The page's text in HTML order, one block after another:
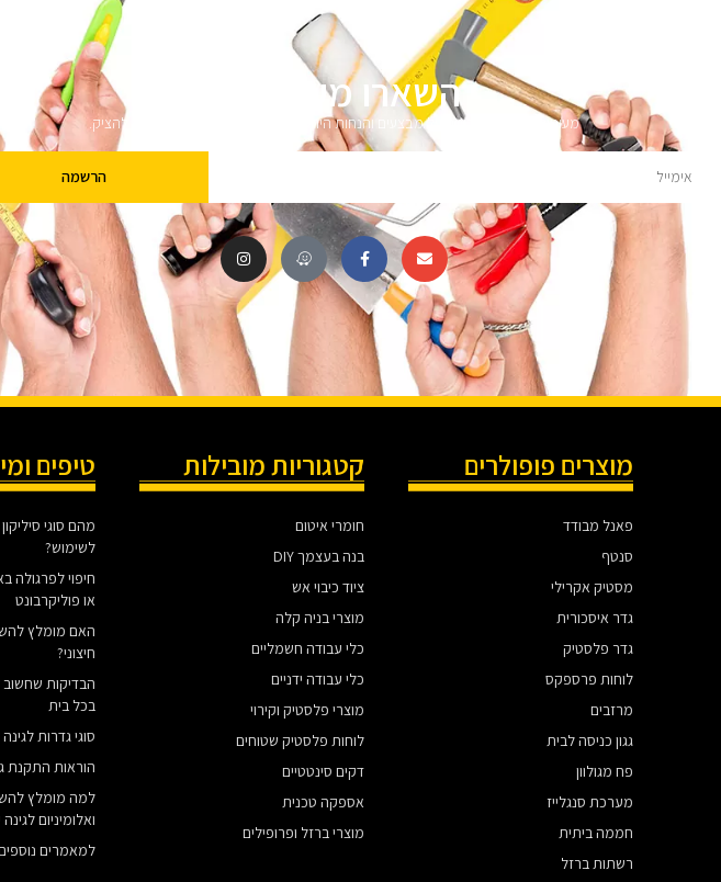
השארו מעודכנים
מעוניינים לקבל עדכונים על מבצעים והנחות הירשמו לניוזלטר שלנו מבטיחים לא להציק.
הרשמה
מוצרים פופולרים
פאנל מבודד
סנטף
מסטיק אקרילי
גדר איסכורית
גדר פלסטיק
לוחות פרספקס
מרזבים
גגון כניסה לבית
פח מגולוון
מערכת סנגלייז
חממה ביתית
רשתות ברזל
קטגוריות מובילות
חומרי איטום
בנה בעצמך DIY
ציוד כיבוי אש
מוצרי בניה קלה
כלי עבודה חשמליים
כלי עבודה ידניים
מוצרי פלסטיק וקירוי
לוחות פלסטיק שטוחים
דקים סינטטיים
אספקה טכנית
מוצרי ברזל ופרופילים
טיפים
מהם סוגי
לשימוש?
חיפוי לפרגולה
או פוליקרבונט
האם מומלץ
חיצוני?
הבדיקות
בכל בית
סוגי גדרות לגינה
הוראות התקנת
למה מומלץ
ואלומיניום
למאמרים